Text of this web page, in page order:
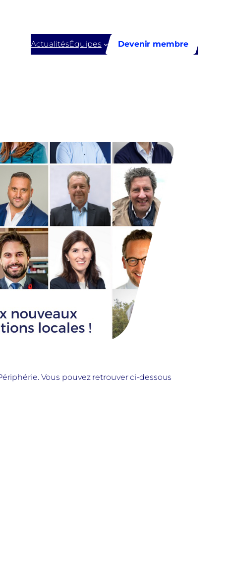
ActualitésÉquipes Devenir membre
Vous pouvez retrouver ci-dessous